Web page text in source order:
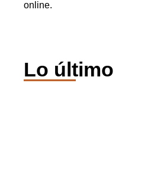
online.
Lo último